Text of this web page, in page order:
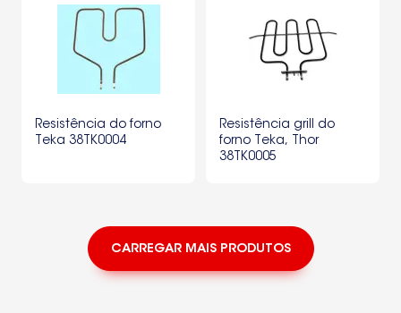
Resistência do forno
Teka 38TK0004
Resistência grill do
forno Teka, Thor
38TK0005
CARREGAR MAIS PRODUTOS